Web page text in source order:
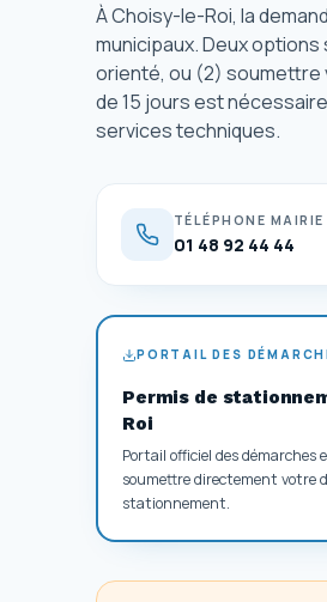
À Choisy-le-Roi, la
municipaux. Deux
orienté, ou (2) soumettre
de 15 jours est
services techniques.
TÉLÉPHONE
01 48 92 44 44
PORTAIL DES
Permis de
Roi
Portail officiel des démarches
soumettre directement votre
stationnement.